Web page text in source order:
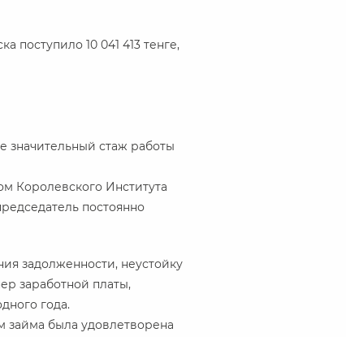
поступило 10 041 413 тенге,
стаж работы
Королевского Института
постоянно
задолженности, неустойку
заработной платы,
года.
была удовлетворена